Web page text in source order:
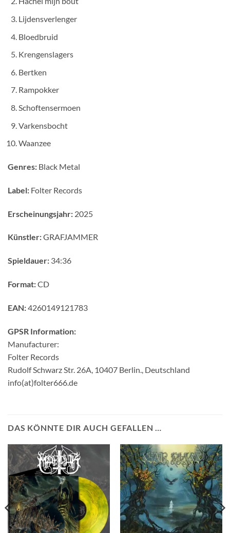
Lijdensverlenger
Bloedbruid
Krengenslagers
Bertken
Rampokker
Schoftensermoen
Varkensbocht
Waanzee
Genres: Black Metal
Label: Folter Records
Erscheinungsjahr: 2025
Künstler:GRAFJAMMER
Spieldauer: 34:36
Format:CD
EAN:4260149121783
GPSR Information:
Manufacturer:
Folter Records
Rudolf Schwarz Str. 26A, 10407 Berlin., Deutschland
info(at)folter666.de
DAS KÖNNTE DIR AUCH GEFALLEN …